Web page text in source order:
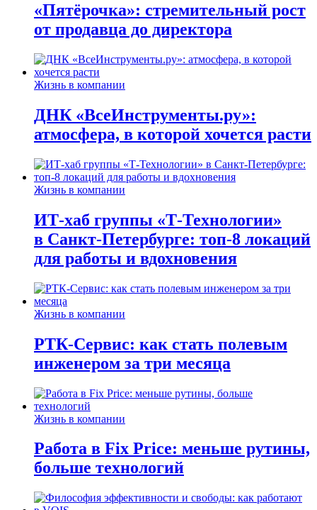
«Пятёрочка»: стремительный рост
от продавца до директора
Жизнь в компании
ДНК «ВсеИнструменты.ру»:
атмосфера, в которой хочется расти
Жизнь в компании
ИТ-хаб группы «Т-Технологии»
в Санкт-Петербурге: топ-8 локаций
для работы и вдохновения
Жизнь в компании
РТК-Сервис: как стать полевым
инженером за три месяца
Жизнь в компании
Работа в Fix Price: меньше рутины,
больше технологий